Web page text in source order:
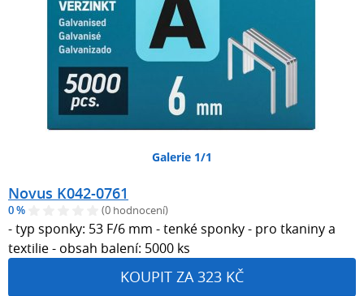
Galerie 1/1
Novus K042-0761
0 % (0 hodnocení)
- typ sponky: 53 F/6 mm - tenké sponky - pro tkaniny a
textilie - obsah balení: 5000 ks
KOUPIT ZA 323 KČ